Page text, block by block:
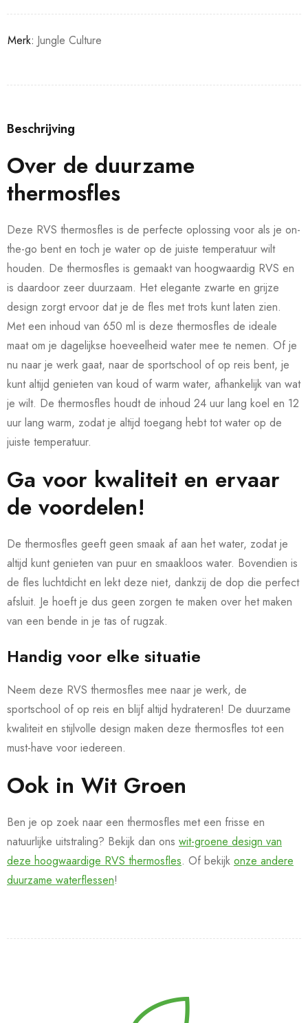
Merk: Jungle Culture
Beschrijving
Over de duurzame
thermosfles
Deze RVS thermosfles is de perfecte oplossing voor als je on-
the-go bent en toch je water op de juiste temperatuur wilt
houden. De thermosfles is gemaakt van hoogwaardig RVS en
is daardoor zeer duurzaam. Het elegante zwarte en grijze
design zorgt ervoor dat je de fles met trots kunt laten zien.
Met een inhoud van 650 ml is deze thermosfles de ideale
maat om je dagelijkse hoeveelheid water mee te nemen. Of je
nu naar je werk gaat, naar de sportschool of op reis bent, je
kunt altijd genieten van koud of warm water, afhankelijk van wat
je wilt. De thermosfles houdt de inhoud 24 uur lang koel en 12
uur lang warm, zodat je altijd toegang hebt tot water op de
juiste temperatuur.
Ga voor kwaliteit en ervaar
de voordelen!
De thermosfles geeft geen smaak af aan het water, zodat je
altijd kunt genieten van puur en smaakloos water. Bovendien is
de fles luchtdicht en lekt deze niet, dankzij de dop die perfect
afsluit. Je hoeft je dus geen zorgen te maken over het maken
van een bende in je tas of rugzak.
Handig voor elke situatie
Neem deze RVS thermosfles mee naar je werk, de
sportschool of op reis en blijf altijd hydrateren! De duurzame
kwaliteit en stijlvolle design maken deze thermosfles tot een
must-have voor iedereen.
Ook in Wit Groen
Ben je op zoek naar een thermosfles met een frisse en
natuurlijke uitstraling? Bekijk dan ons wit-groene design van
deze hoogwaardige RVS thermosfles. Of bekijk onze andere
duurzame waterflessen!